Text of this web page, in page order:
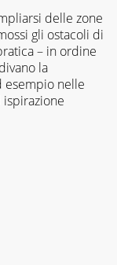
delle zone
gli ostacoli di
– in ordine
la
esempio nelle
ispirazione